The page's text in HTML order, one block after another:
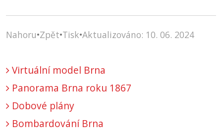
Nahoru•Zpět•Tisk•Aktualizováno: 10. 06. 2024
Virtuální model Brna
Panorama Brna roku 1867
Dobové plány
Bombardování Brna